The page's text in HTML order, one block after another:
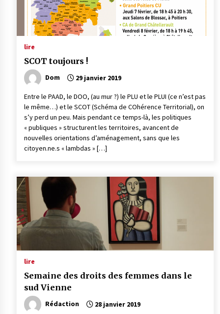
lire
SCOT toujours !
Dom 29 janvier 2019
Entre le PAAD, le DOO, (au mur ?) le PLU et le PLUI (ce n’est pas
le même…) et le SCOT (Schéma de COhérence Territorial), on
s’y perd un peu. Mais pendant ce temps-là, les politiques
« publiques » structurent les territoires, avancent de
nouvelles orientations d’aménagement, sans que les
citoyen.ne.s « lambdas » […]
lire
Semaine des droits des femmes dans le
sud Vienne
Rédaction 28 janvier 2019